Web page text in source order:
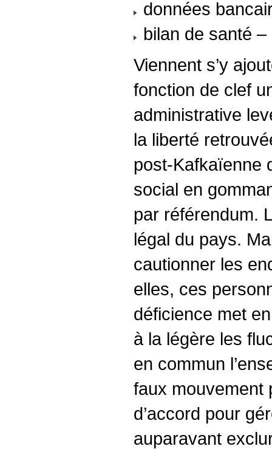
données
bilan de santé
Viennent s’y
fonction de clef
administrative
la liberté
post-Kafkaïenne
social en
par référendum.
légal du pays.
cautionner les
elles, ces
déficience met
à la légère les
en commun
faux mouvement
d’accord pour
auparavant